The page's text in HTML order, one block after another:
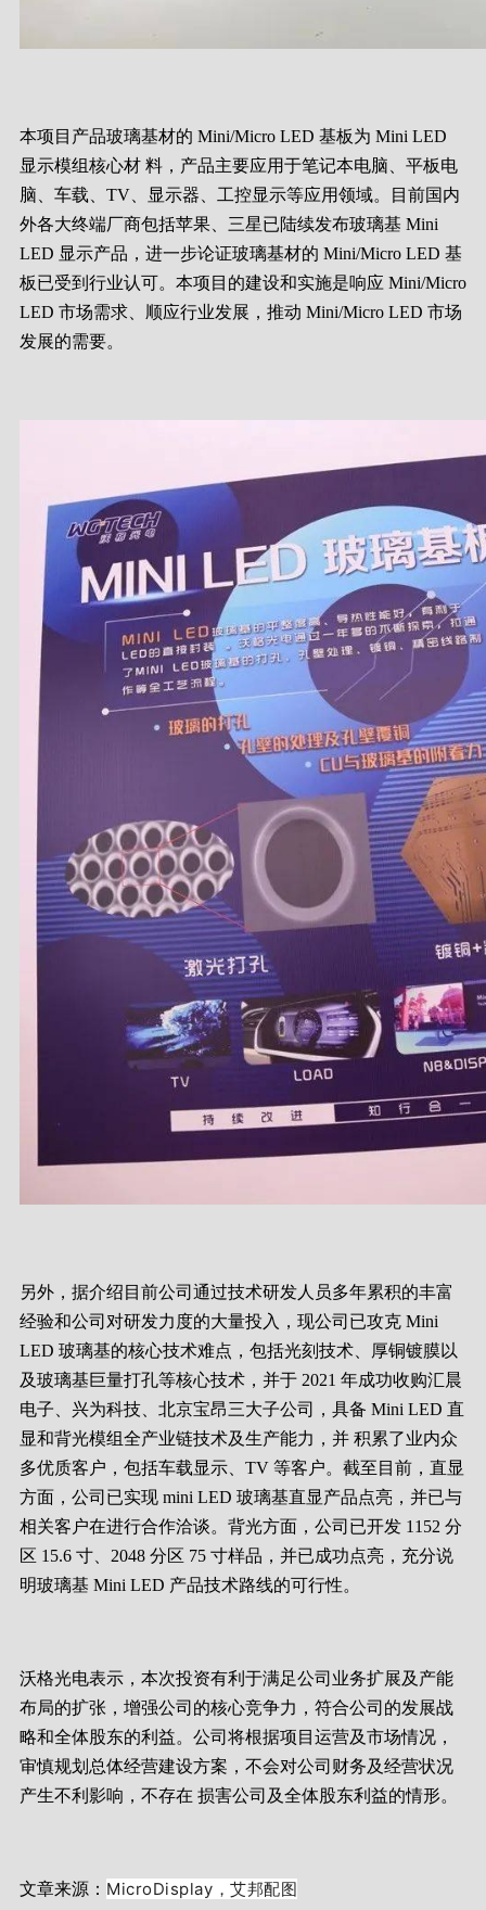
本项目产品玻璃基材的 Mini/Micro LED 基板为 Mini LED
显示模组核心材 料，产品主要应用于笔记本电脑、平板电
脑、车载、TV、显示器、工控显示等应用领域。目前国内
外各大终端厂商包括苹果、三星已陆续发布玻璃基 Mini
LED 显示产品，进一步论证玻璃基材的 Mini/Micro LED 基
板已受到行业认可。本项目的建设和实施是响应 Mini/Micro
LED 市场需求、顺应行业发展，推动 Mini/Micro LED 市场
发展的需要。
另外，据介绍目前公司通过技术研发人员多年累积的丰富
经验和公司对研发力度的大量投入，现公司已攻克 Mini
LED 玻璃基的核心技术难点，包括光刻技术、厚铜镀膜以
及玻璃基巨量打孔等核心技术，并于 2021 年成功收购汇晨
电子、兴为科技、北京宝昂三大子公司，具备 Mini LED 直
显和背光模组全产业链技术及生产能力，并 积累了业内众
多优质客户，包括车载显示、TV 等客户。截至目前，直显
方面，公司已实现 mini LED 玻璃基直显产品点亮，并已与
相关客户在进行合作洽谈。背光方面，公司已开发 1152 分
区 15.6 寸、2048 分区 75 寸样品，并已成功点亮，充分说
明玻璃基 Mini LED 产品技术路线的可行性。
沃格光电表示，本次投资有利于满足公司业务扩展及产能
布局的扩张，增强公司的核心竞争力，符合公司的发展战
略和全体股东的利益。公司将根据项目运营及市场情况，
审慎规划总体经营建设方案，不会对公司财务及经营状况
产生不利影响，不存在 损害公司及全体股东利益的情形。
文章来源： MicroDisplay，艾邦配图